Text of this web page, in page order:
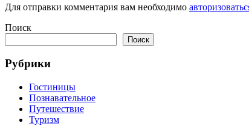
Для отправки комментария вам необходимо
Поиск
Поиск
Рубрики
Гостиницы
Познавательное
Путешествие
Туризм